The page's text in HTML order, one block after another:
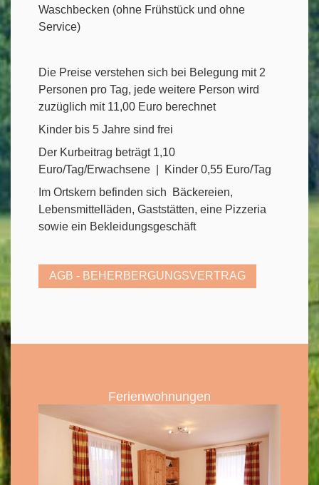
Waschbecken (ohne Frühstück und ohne
Service)
Die Preise verstehen sich bei Belegung mit 2
Personen pro Tag, jede weitere Person wird
zuzüglich mit 11,00 Euro berechnet
Kinder bis 5 Jahre sind frei
Der Kurbeitrag beträgt 1,10
Euro/Tag/Erwachsene | Kinder 0,55 Euro/Tag
Im Ortskern befinden sich Bäckereien,
Lebensmittelläden, Gaststätten, eine Pizzeria
sowie ein Bekleidungsgeschäft
AGB - BEHERBERGUNGSVERTRAG
Ferienwohnungen